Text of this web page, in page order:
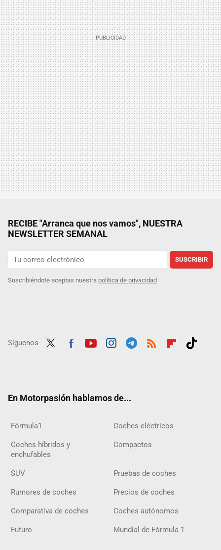
RECIBE "Arranca que nos vamos", NUESTRA
NEWSLETTER SEMANAL
SUSCRIBIR
Suscribiéndote aceptas nuestra política de privacidad
Síguenos
En Motorpasión hablamos de...
Fórmula1 Coches eléctricos
Coches híbridos y
enchufables
Compactos
SUV Pruebas de coches
Rumores de coches Precios de coches
Comparativa de coches Coches autónomos
Futuro Mundial de Fórmula 1